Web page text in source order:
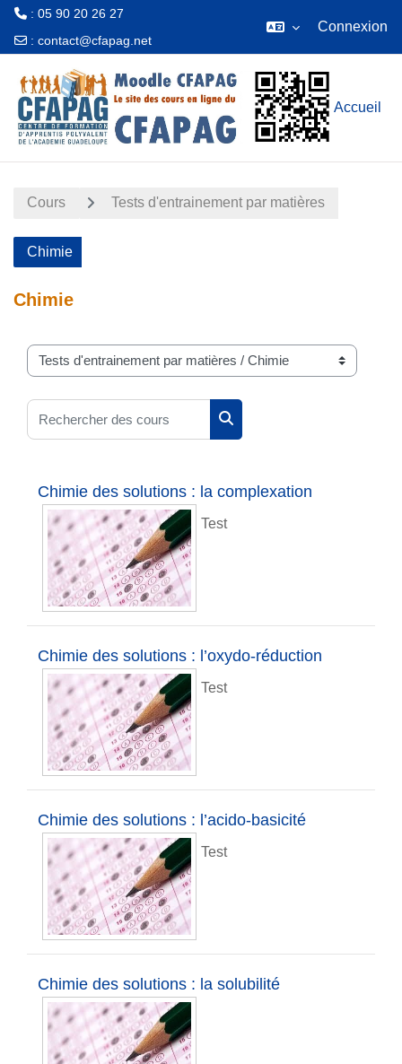
: 05 90 20 26 27
: contact@cfapag.net
Connexion
Accueil
Cours Tests d'entrainement par matières
Chimie
Chimie
Catégories de cours
Rechercher des cours
Rechercher des cours
Chimie des solutions : la complexation
Test
Chimie des solutions : l’oxydo-réduction
Test
Chimie des solutions : l’acido-basicité
Test
Chimie des solutions : la solubilité